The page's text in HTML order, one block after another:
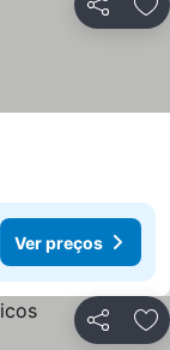
Partilhar
Ver preços
Partilhar